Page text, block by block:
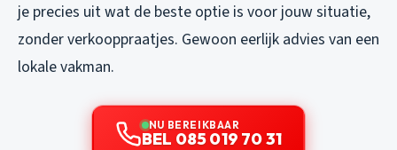
je precies uit wat de beste optie is voor jouw situatie,
zonder verkooppraatjes. Gewoon eerlijk advies van een
lokale vakman.
NU BEREIKBAAR
BEL 085 019 70 31